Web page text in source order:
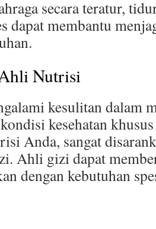
secara teratur,
dapat membantu
Nutrisi
kesulitan dalam
kesehatan
Anda, sangat
Ahli gizi dapat
dengan kebutuhan